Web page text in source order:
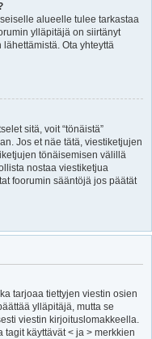
alueelle tulee tarkastaa
ylläpitäjä on siirtänyt
Ota yhteyttä
sitä, voit “tönäistä”
Jos et näe tätä, viestiketjujen
tönäisemisen välillä
nostaa viestiketjua
foorumin sääntöjä jos päätät
tarjoaa tiettyjen viestin osien
ylläpitäjä, mutta se
viestin kirjoituslomakkeella.
tagit käyttävät < ja > merkkien